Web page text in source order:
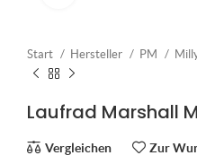
Start Hersteller PM
Laufrad Marshall
Vergleichen Zur